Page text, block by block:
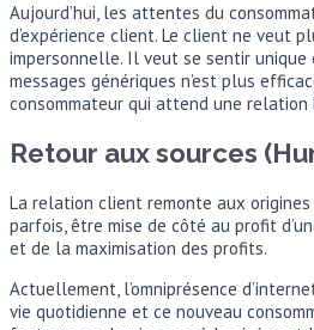
Aujourd’hui, les attentes du
d’expérience client. Le client ne veut
impersonnelle. Il veut se sentir unique
messages génériques n’est plus
consommateur qui attend une relation
Retour aux sources
La relation client remonte aux origines
parfois, être mise de côté au profit
et de la maximisation des profits.
Actuellement, l’omniprésence
vie quotidienne et ce nouveau